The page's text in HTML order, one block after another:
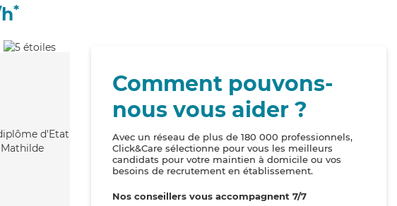
*
d'Etat
Comment pouvons-
nous vous aider ?
Avec un réseau de plus de 180 000 professionnels,
Click&Care sélectionne pour vous les meilleurs
candidats pour votre maintien à domicile ou vos
besoins de recrutement en établissement.
Nos conseillers vous accompagnent 7/7